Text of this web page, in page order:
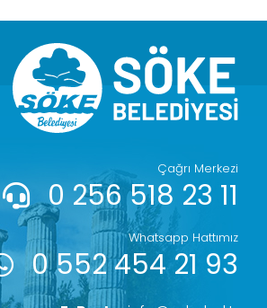
Çağrı Merkezi
0 256 518 23 11
Whatsapp Hattımız
0 552 454 21 93